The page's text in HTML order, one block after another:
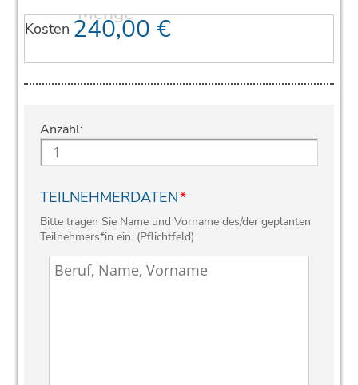
Kosten 240,00€
Anzahl:
TEILNEHMERDATEN*
Bitte tragen Sie Name und Vorname des/der geplanten
Teilnehmers*in ein. (Pflichtfeld)